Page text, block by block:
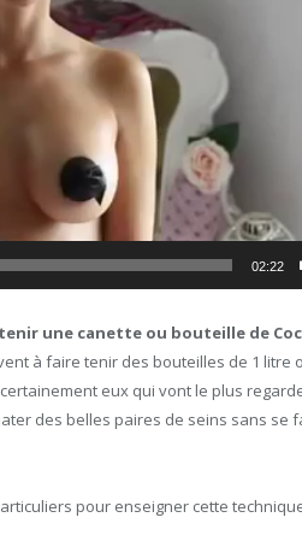
02:22
une canette ou bouteille de
à faire tenir des bouteilles de 1 litre
eux qui vont le plus
des belles paires de seins sans se
pour enseigner cette